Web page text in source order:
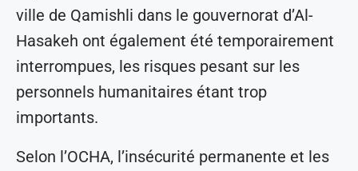
ville de Qamishli dans le gouvernorat d’Al-
Hasakeh ont également été temporairement
interrompues, les risques pesant sur les
personnels humanitaires étant trop
importants.
Selon l’OCHA, l’insécurité permanente et les